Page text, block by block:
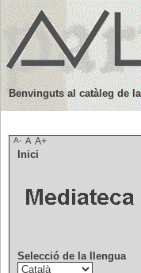
Benvinguts al catàleg de
A- A A+
Inici
Selecció de la llengua